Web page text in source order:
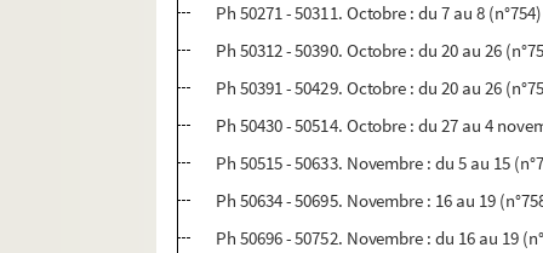
Ph 50271 - 50311. Octobre : du 7 au 8 (n°754)
Ph 50312 - 50390. Octobre : du 20 au 26
Ph 50391 - 50429. Octobre : du 20 au 26
Ph 50430 - 50514. Octobre : du 27 au 4
Ph 50515 - 50633. Novembre : du 5 au 15
Ph 50634 - 50695. Novembre : 16 au 19
Ph 50696 - 50752. Novembre : du 16 au 19